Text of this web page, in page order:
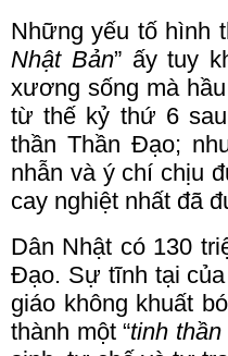
Những yếu tố hình
Nhật Bản” ấy tuy
xương sống mà
từ thế kỷ thứ 6
thần Thần Đạo;
nhẫn và ý chí chịu
cay nghiệt nhất đã
Dân Nhật có 130
Đạo. Sự tĩnh tại
giáo không khuất
thành một “tinh